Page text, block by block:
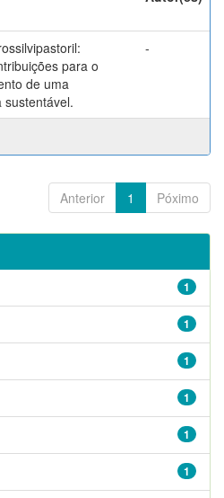
para o
de uma
sustentável.
-
Anterior 1 Póximo
1
1
1
1
1
1